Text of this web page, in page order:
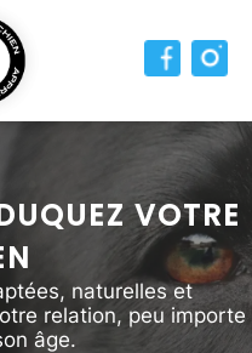
VOTRE
naturelles et
relation, peu importe
âge.